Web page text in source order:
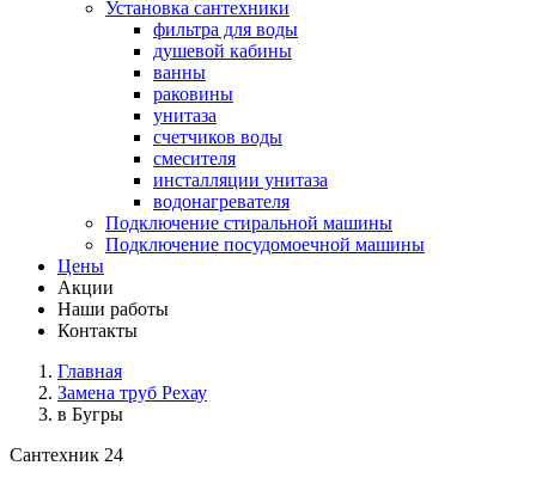
Установка сантехники
фильтра для воды
душевой кабины
ванны
раковины
унитаза
счетчиков воды
смесителя
инсталляции унитаза
водонагревателя
Подключение стиральной машины
Подключение посудомоечной машины
Цены
Акции
Наши работы
Контакты
Главная
Замена труб Рехау
в Бугры
Сантехник 24